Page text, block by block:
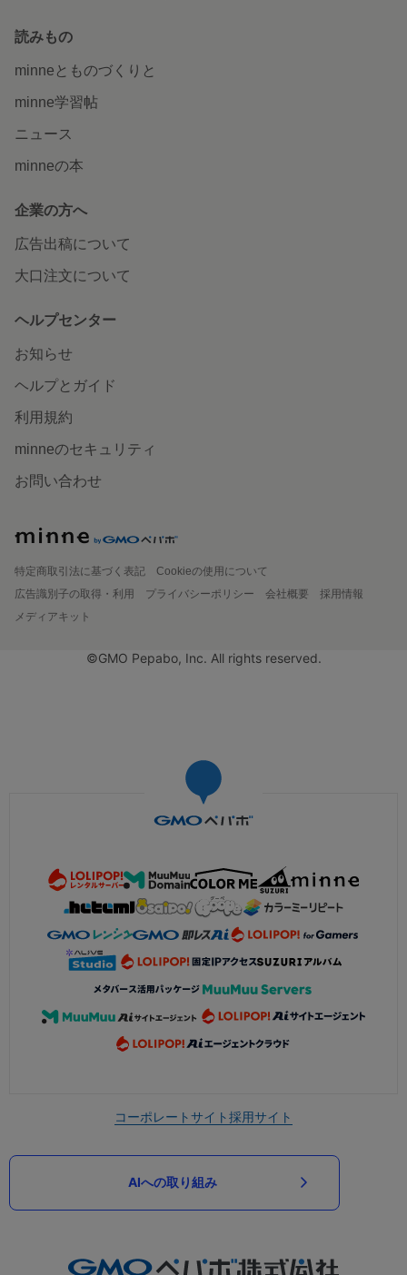
読みもの
minneとものづくりと
minne学習帖
ニュース
minneの本
企業の方へ
広告出稿について
大口注文について
ヘルプセンター
お知らせ
ヘルプとガイド
利用規約
minneのセキュリティ
お問い合わせ
特定商取引法に基づく表記
Cookieの使用について
広告識別子の取得・利用
プライバシーポリシー 会社概要
採用情報
メディアキット
©GMO Pepabo, Inc. All rights reserved.
コーポレートサイト採用サイト
AIへの取り組み